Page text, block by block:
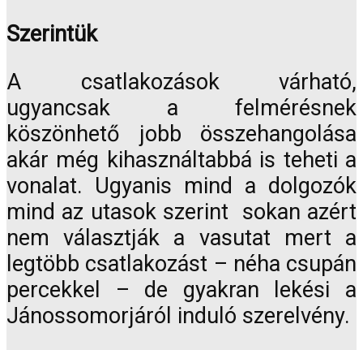
Szerintük
A csatlakozások várható,
ugyancsak a felmérésnek
köszönhető jobb összehangolása
akár még kihasználtabbá is teheti a
vonalat. Ugyanis mind a dolgozók
mind az utasok szerint sokan azért
nem választják a vasutat mert a
legtöbb csatlakozást – néha csupán
percekkel – de gyakran lekési a
Jánossomorjáról induló szerelvény.